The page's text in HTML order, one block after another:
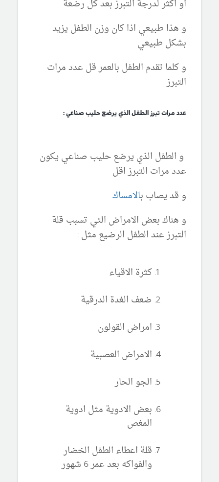
او اكثر لدرجة التبرز بعد كل رضعة
و هذا طبيعي اذا كان وزن الطفل يزيد
بشكل طبيعي
و كلما تقدم الطفل بالعمر قل عدد مرات
التبرز
عدد مرات تبرز الطفل الذي يرضع حليب صناعي :
و الطفل الذي يرضع حليب صناعي يكون
عدد مرات التبرز اقل
و قد يصاب بالامساك
و هناك بعض الامراض التي تسبب قلة
التبرز عند الطفل الرضيع مثل :
كثرة الاقياء
ضعف الغدة الدرقية
امراض القولون
الامراض العصبية
الجو الحار
بعض الادوية مثل ادوية
المغص
قلة اعطاء الطفل الخضار
والفواكه بعد عمر 6 شهور